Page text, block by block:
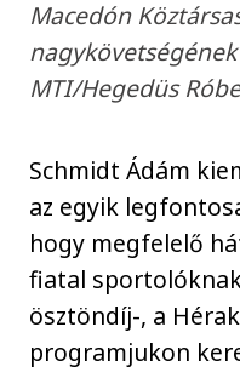
Macedón
MTI/Hegedüs
Schmidt Ádám
az egyik
hogy megfelelő
fiatal
ösztöndíj-, a
programjukon